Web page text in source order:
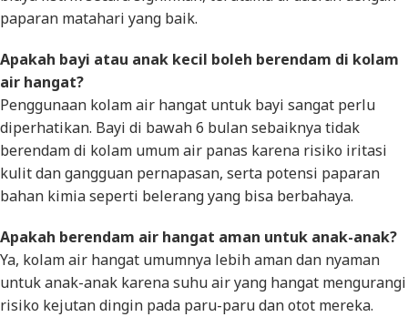
paparan matahari yang baik.
Apakah bayi atau anak kecil boleh berendam di kolam
air hangat?
Penggunaan kolam air hangat untuk bayi sangat perlu
diperhatikan. Bayi di bawah 6 bulan sebaiknya tidak
berendam di kolam umum air panas karena risiko iritasi
kulit dan gangguan pernapasan, serta potensi paparan
bahan kimia seperti belerang yang bisa berbahaya.
Apakah berendam air hangat aman untuk anak-anak?
Ya, kolam air hangat umumnya lebih aman dan nyaman
untuk anak-anak karena suhu air yang hangat mengurangi
risiko kejutan dingin pada paru-paru dan otot mereka.